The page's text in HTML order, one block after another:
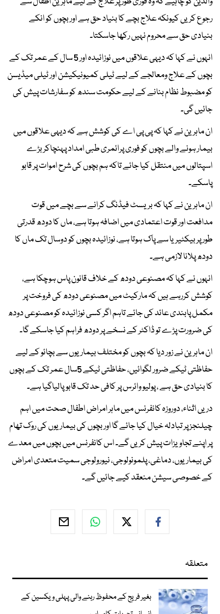
رجوع کریں کیونکہ علاج بچے کا بنیاد حق ہے اور بچوں کو انکے
بنیادی حق سے محروم نہیں رکھا جاسکتا۔
انہوں نے کہا کہ دیہی علاقوں میں نوزائیدہ اور 5 سال کے عمر تک کے
بچوں کے علاج ومعالجے کے لیے ٹیلی کمیونیکیشن اور ٹیلی میڈیسن
کو مضبوط نظام بنانے کے لیے حکومت سندھ کو سفارشات پیش کی
جائیں گی۔
ان ماہرین نے کہا کہ پی پی اے کی کوشش ہے کہ دیہی علاقوں میں
بیمار ہونے والے بچوں کو فوری پرائمری طبی امداد پہنچاکر بڑے
اسپتالوں میں منتقل کیا جائے تاکہ ہم بچوں کی شرح اموات پر قابو
پاسکے۔
ان ماہرین نے کہا کہ بریسٹ فیڈنگ کرانے سے بچے میں قوت
مدافعت اور قوت اعتمادی میں اضافہ ہوتا ہے، ماں کا دودھ قدرتی
طور پر بیکٹیریا سے پاک ہوتا ہے، نوزائیدہ بچوں کو دوسال تک ماں کا
دودھ پلانا لازمی ہے۔
انہوں نے کہا کہ مصنوعی دودھ کے خلاف قانون پاس ہوچکا ہے،
کوشش کررہے ہیں کہ مارکیٹ میں مصنوعی دودھ کی فروخت پر
مکمل پابندی عائد کی جائے تاہم اگر کسی نوزائیدہ کو مصنوعی دودھ
کی ضرورت پڑے تو ڈاکٹر کے نسخے پر دودھ فراہم کیا جاسکے گا۔
ان ماہرین نے زور دیا کہ بچوں کو مختلف بیماریوں سے بچائو کے لیے
حفاظتی ٹیکے ضرور لگوائیں، حفاظتی ٹیکے 5سال عمر تک کے بچوں
کا بنیادی حق ہے ، پولیو وائرس پر کافی حد تک قابوپالیاگیا ہے۔
دریں اثناء، دوروزہ کانفرنس میں ماہر امراض اطفال صحت میں اہم
چیلنجز پر تبادلہ خیال کیا جائے گا اور بچوں کی بیماریوں کی روک تھام
پر اپنے تجاویزات پیش کریں گے۔ اس کانفرنس میں بچوں میں معدے
کی بیماریوں، دماغی، پلمونولوجی، نیورولوجی سمیت متعدی امراض
کے خصوصی سیشن منعقد کیے جائیں گے۔
متعلقہ
بغیر فریج کے محفوظ رہنے والی پہلی ویکسین کے